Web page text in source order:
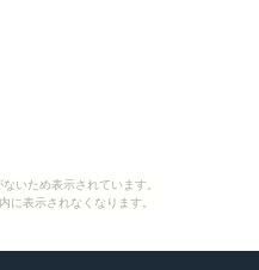
いため表示されています。
に表示されなくなります。